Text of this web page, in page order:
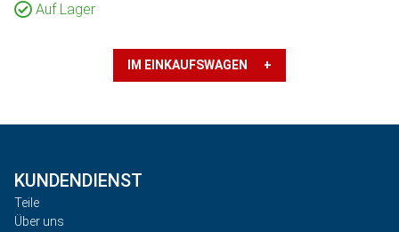
Auf Lager
IM EINKAUFSWAGEN +
KUNDENDIENST
Teile
Über uns